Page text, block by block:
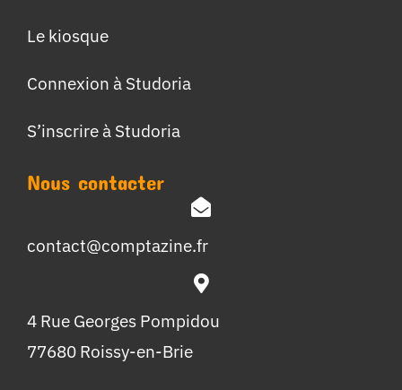
Le kiosque
Connexion à Studoria
S’inscrire à Studoria
Nous contacter
contact@comptazine.fr
4 Rue Georges Pompidou
77680 Roissy-en-Brie